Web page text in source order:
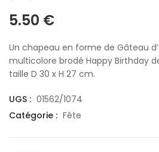
5.50 €
Un chapeau en forme de Gâteau
multicolore brodé Happy Birthday
taille D 30 x H 27 cm.
UGS : 01562/1074
Catégorie : Fête